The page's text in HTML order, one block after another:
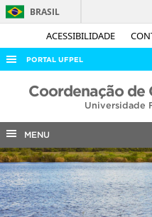
ACESSIBILIDADE
BRASIL
PORTAL UFPEL
ACESSO À INFORMAÇÃO
COBALTO
CONCURSOS
EDITAIS
INTERNACIONAL
Coordenação de
Universidade
MENU